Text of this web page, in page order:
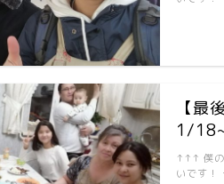
【最
1/
↑↑↑ 僕の
いです